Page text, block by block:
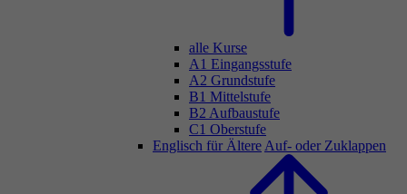
alle Kurse
A1 Eingangsstufe
A2 Grundstufe
B1 Mittelstufe
B2 Aufbaustufe
C1 Oberstufe
Englisch für Ältere Auf- oder Zuklappen